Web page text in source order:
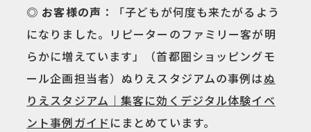
◎ お客様の声 ：「子どもが何度も来たがるよう
になりました。リピーターのファミリー客が明
らかに増えています」（首都圏ショッピングモ
ール企画担当者）ぬりえスタジアムの事例はぬ
りえスタジアム｜集客に効くデジタル体験イベ
ント事例ガイド にまとめています。